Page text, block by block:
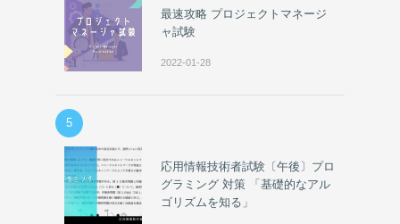
最速攻略 プロジェクトマネージ
ャ試験
2022-01-28
5
応用情報技術者試験〔午後〕プロ
グラミング 対策 「基礎的なアル
ゴリズムを知る」